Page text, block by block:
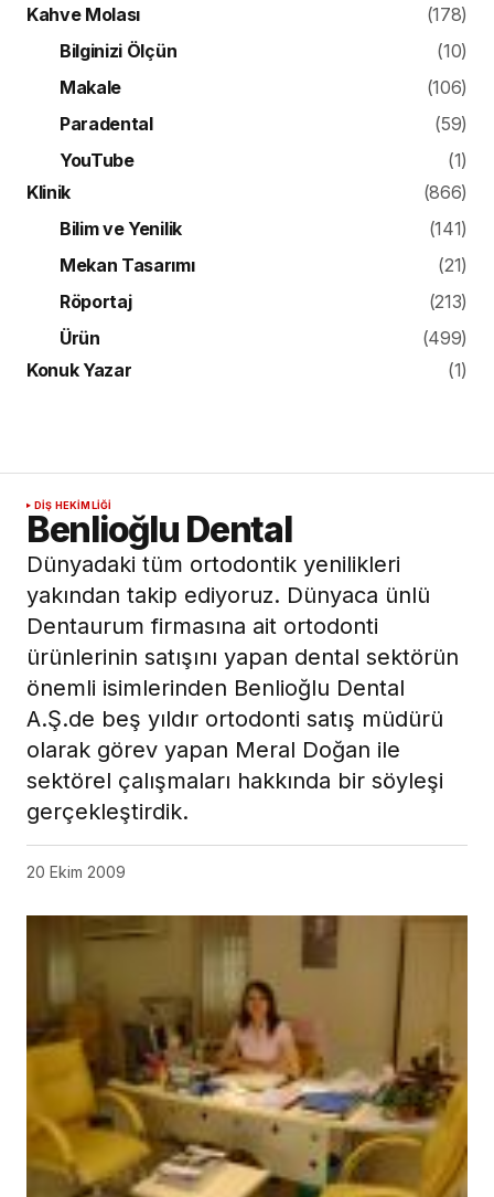
Kahve Molası
(178)
Bilginizi Ölçün
(10)
Makale
(106)
Paradental
(59)
YouTube
(1)
Klinik
(866)
Bilim ve Yenilik
(141)
Mekan Tasarımı
(21)
Röportaj
(213)
Ürün
(499)
Konuk Yazar
(1)
DIŞ HEKIMLIĞI
Benlioğlu Dental
Dünyadaki tüm ortodontik yenilikleri
yakından takip ediyoruz. Dünyaca ünlü
Dentaurum firmasına ait ortodonti
ürünlerinin satışını yapan dental sektörün
önemli isimlerinden Benlioğlu Dental
A.Ş.de beş yıldır ortodonti satış müdürü
olarak görev yapan Meral Doğan ile
sektörel çalışmaları hakkında bir söyleşi
gerçekleştirdik.
20 Ekim 2009